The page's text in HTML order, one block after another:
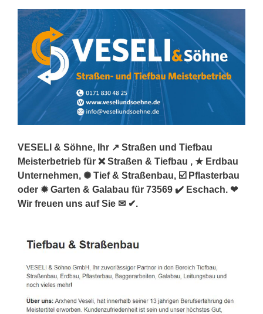
VESELI & Söhne, Ihr ↗️ Straßen und Tiefbau
Meisterbetrieb für ❌ Straßen & Tiefbau , ★ Erdbau
Unternehmen, ✺ Tief & Straßenbau, ☑️ Pflasterbau
oder ✹ Garten & Galabau für 73569 ✔️ Eschach. ❤
Wir freuen uns auf Sie ✉ ✔.